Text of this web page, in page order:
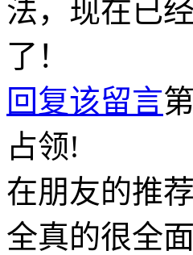
法，现在已
了！
回复该留言第
占领!
在朋友的推
全真的很全